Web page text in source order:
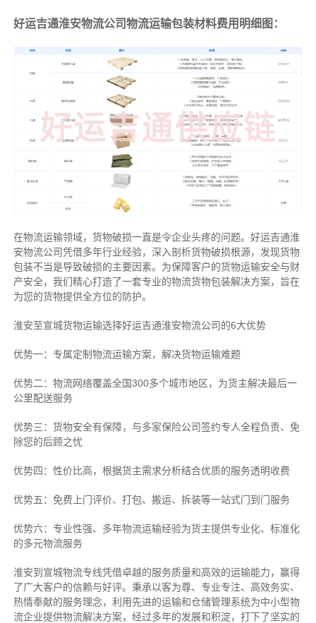
好运吉通淮安物流公司物流运输包装材料费用明细图：
在物流运输领域，货物破损一直是令企业头疼的问题。好运吉通淮
安物流公司凭借多年行业经验，深入剖析货物破损根源，发现货物
包装不当是导致破损的主要因素。为保障客户的货物运输安全与财
产安全，我们精心打造了一套专业的物流货物包装解决方案，旨在
为您的货物提供全方位的防护。
淮安至宣城货物运输选择好运吉通淮安物流公司的6大优势
优势一：专属定制物流运输方案，解决货物运输难题
优势二：物流网络覆盖全国300多个城市地区，为货主解决最后一
公里配送服务
优势三：货物安全有保障，与多家保险公司签约专人全程负责、免
除您的后顾之忧
优势四：性价比高，根据货主需求分析结合优质的服务透明收费
优势五：免费上门评价、打包、搬运、拆装等一站式门到门服务
优势六：专业性强、多年物流运输经验为货主提供专业化、标准化
的多元物流服务
淮安到宣城物流专线凭借卓越的服务质量和高效的运输能力，赢得
了广大客户的信赖与好评。 秉承以客为尊、专业专注、高效务实、
热情奉献的服务理念，利用先进的运输和仓储管理系统为中小型物
流企业提供物流解决方案，经过多年的发展和积淀，打下了坚实的